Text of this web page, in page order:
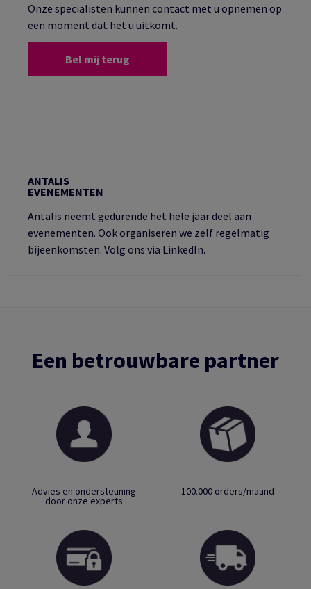
Onze specialisten kunnen contact met u opnemen op
een moment dat het u uitkomt.
Bel mij terug
ANTALIS
EVENEMENTEN
Antalis neemt gedurende het hele jaar deel aan
evenementen. Ook organiseren we zelf regelmatig
bijeenkomsten. Volg ons via LinkedIn.
Een betrouwbare partner
Advies en ondersteuning
door onze experts
100.000 orders/maand